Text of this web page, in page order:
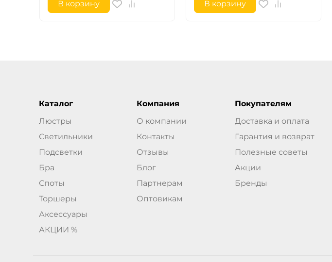
В корзину В корзину
Каталог
Люстры
Светильники
Подсветки
Бра
Споты
Торшеры
Аксессуары
АКЦИИ %
Компания
О компании
Контакты
Отзывы
Блог
Партнерам
Оптовикам
Покупателям
Доставка и оплата
Гарантия и возврат
Полезные советы
Акции
Бренды